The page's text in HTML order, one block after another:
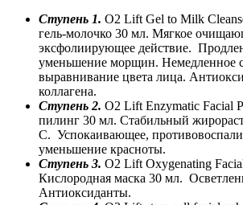
Ступень 1. O2 Lift Gel to Milk
гель-молочко 30 мл. Мягкое
эксфолиирующее действие.
уменьшение морщин. Немедленное
выравнивание цвета лица.
коллагена.
Ступень 2. O2 Lift Enzymatic Facial
пилинг 30 мл. Стабильный
C. Успокаивающее,
уменьшение красноты.
Ступень 3. O2 Lift Oxygenating
Кислородная маска 30 мл.
Антиоксиданты.